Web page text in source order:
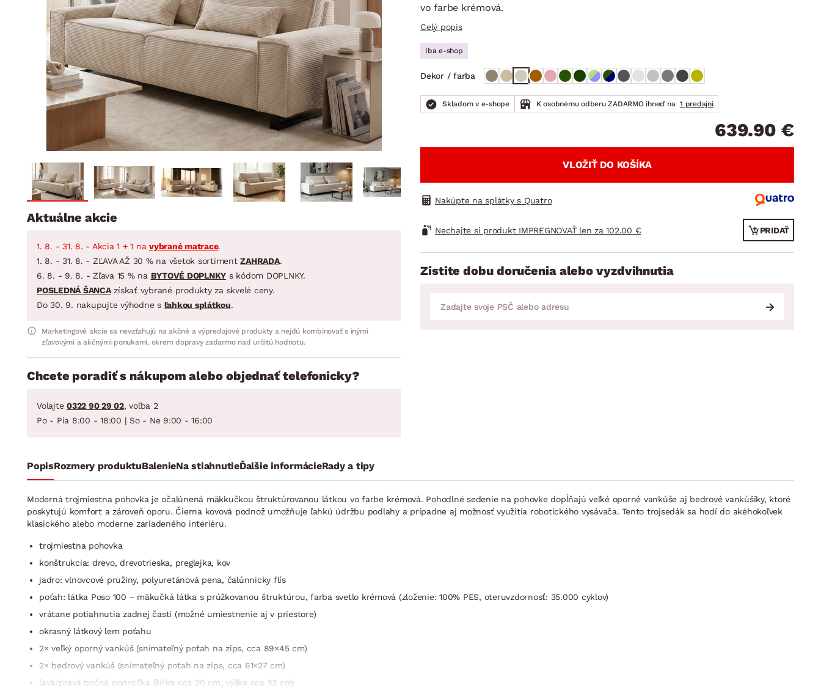
Detská izba
Predsieň, šatník a chodba
Kuchyňa
Kúpeľňa
Záhrada
Domácnosť
BYTOVÝ TEXTIL
Prikrývky
Vankúše
Koberce
Závesy a žalúzie
Zobrazit vše
STOLOVANIE A VARENIE
Jedálenský servis
Príbory
Hrnce
Panvice
Zobrazit vše
DOMÁCE SPOTREBIČE ZÁHRADNÉ DOPLNKY
Kúpeľňové zostavy
Jedálenské zostavy
Záhradné zostavy
vo farbe krémová.
Celý popis
Iba e-shop
Dekor / farba
Skladom v e-shope K osobnému odberu ZADARMO ihneď na 1 predajni
639.90 €
VLOŽIŤ DO KOŠÍKA
Nakúpte na splátky s Quatro
Nechajte si produkt IMPREGNOVAŤ len za 102.00 € PRIDAŤ
Zistite dobu doručenia alebo vyzdvihnutia
Aktuálne akcie
1. 8. - 31. 8. - Akcia 1 + 1 na vybrané matrace.
1. 8. - 31. 8. - ZĽAVA AŽ 30 % na všetok sortimentZAHRADA.
6. 8. - 9. 8. - Zľava 15 % na BYTOVÉ DOPLNKY s kódom DOPLNKY.
POSLEDNÁ ŠANCAzískať vybrané produkty za skvelé ceny.
Do 30. 9. nakupujte výhodne s ľahkou splátkou.
Marketingové akcie sa nevzťahujú na akčné a výpredajové produkty a nejdú kombinovať s inými
zľavovými a akčnými ponukami, okrem dopravy zadarmo nad určitú hodnotu.
Chcete poradiť s nákupom alebo objednať telefonicky?
Volajte 0322 90 29 02, voľba 2
Po - Pia 8:00 - 18:00 | So - Ne 9:00 - 16:00
PopisRozmery produktuBalenieNa stiahnutieĎalšie informácieRady a tipy
Moderná trojmiestna pohovka je očalúnená mäkkučkou štruktúrovanou látkou vo farbe krémová. Pohodlné sedenie na pohovke dopĺňajú veľké oporné vankúše aj bedrové vankúšiky, ktoré
poskytujú komfort a zároveň oporu. Čierna kovová podnož umožňuje ľahkú údržbu podlahy a prípadne aj možnosť využitia robotického vysávača. Tento trojsedák sa hodí do akéhokoľvek
klasického alebo moderne zariadeného interiéru.
trojmiestna pohovka
konštrukcia: drevo, drevotrieska, preglejka, kov
jadro: vlnovcové pružiny, polyuretánová pena, čalúnnicky flís
poťah: látka Poso 100 – mäkučká látka s prúžkovanou štruktúrou, farba svetlo krémová (zloženie: 100% PES, oteruvzdornosť: 35.000 cyklov)
vrátane potiahnutia zadnej časti (možné umiestnenie aj v priestore)
okrasný látkový lem poťahu
2× veľký oporný vankúš (snímateľný poťah na zips, cca 89×45 cm)
2× bedrový vankúš (snímateľný poťah na zips, cca 61×27 cm)
ľavá/pravá bočná podrúčka (šírka cca 20 cm, výška cca 53 cm)